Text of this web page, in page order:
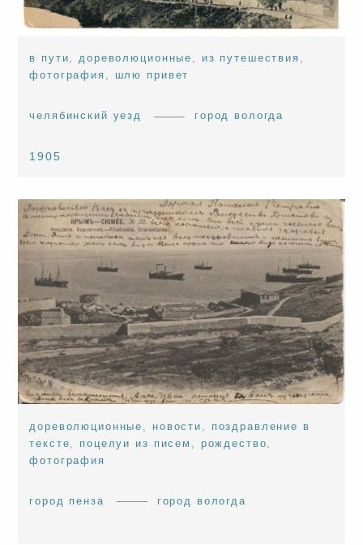
в пути,дореволюционные , из путешествия ,
фотография , шлю привет
челябинский уезд город вологда
1905
дореволюционные новости
поздравление в
тексте
поцелуи из писем рождество
фотография
город пенза город вологда